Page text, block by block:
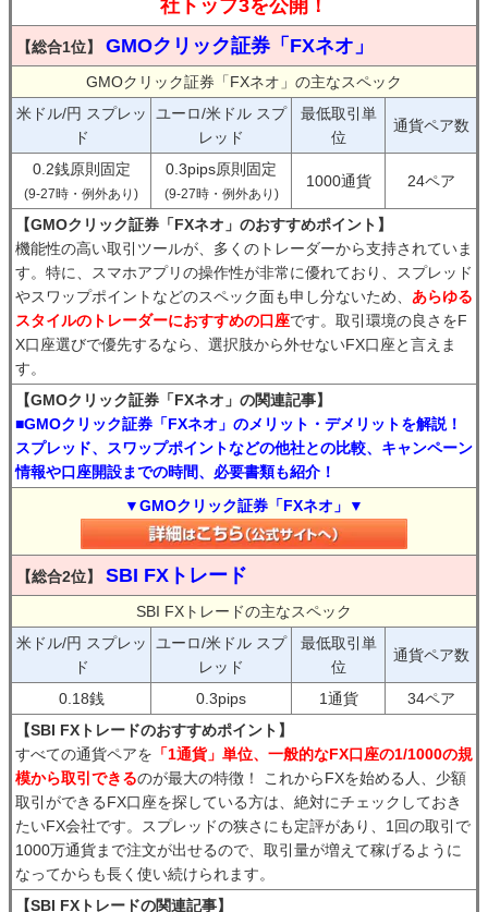
社トップ3を公開！
【総合1位】 GMOクリック証券「FXネオ」
GMOクリック証券「FXネオ」の主なスペック
米ドル/円 スプレッ
ド
ユーロ/米ドル スプ
レッド
最低取引単
位
通貨ペア数
0.2銭原則固定
(9-27時・例外あり)
0.3pips原則固定
(9-27時・例外あり)
1000通貨 24ペア
【GMOクリック証券「FXネオ」のおすすめポイント】
機能性の高い取引ツールが、多くのトレーダーから支持されていま
す。特に、スマホアプリの操作性が非常に優れており、スプレッド
やスワップポイントなどのスペック面も申し分ないため、 あらゆる
スタイルのトレーダーにおすすめの口座です。取引環境の良さをF
X口座選びで優先するなら、選択肢から外せないFX口座と言えま
す。
【GMOクリック証券「FXネオ」の関連記事】
■GMOクリック証券「FXネオ」のメリット・デメリットを解説！
スプレッド、スワップポイントなどの他社との比較、キャンペーン
情報や口座開設までの時間、必要書類も紹介！
▼GMOクリック証券「FXネオ」▼
【総合2位】 SBI FXトレード
SBI FXトレードの主なスペック
米ドル/円 スプレッ
ド
ユーロ/米ドル スプ
レッド
最低取引単
位
通貨ペア数
0.18銭 0.3pips 1通貨
34ペア
【SBI FXトレードのおすすめポイント】
すべての通貨ペアを 「1通貨」単位、一般的なFX口座の1/1000の規
模から取引できるのが最大の特徴！ これからFXを始める人、少額
取引ができるFX口座を探している方は、絶対にチェックしておき
たいFX会社です。スプレッドの狭さにも定評があり、1回の取引で
1000万通貨まで注文が出せるので、取引量が増えて稼げるように
なってからも長く使い続けられます。
【SBI FXトレードの関連記事】